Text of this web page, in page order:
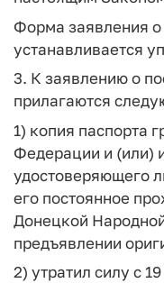
Форма заявления о
устанавливается
3. К заявлению о
прилагаются
1) копия паспорта
Федерации и (или)
удостоверяющего
его постоянное
Донецкой
предъявлении
2) утратил силу с